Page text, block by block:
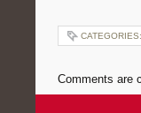
CATEGORIES:
Comments are